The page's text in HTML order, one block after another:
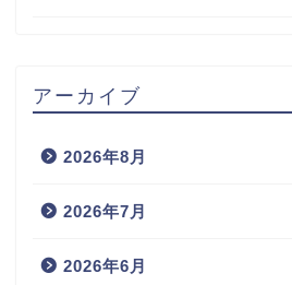
アーカイブ
2026年8月
2026年7月
2026年6月